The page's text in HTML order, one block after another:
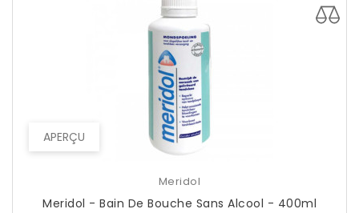
APERÇU
Meridol
Meridol - Bain De Bouche Sans Alcool - 400ml